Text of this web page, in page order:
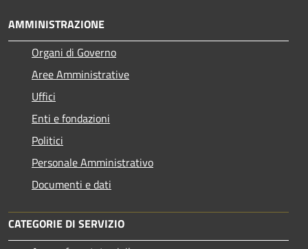
AMMINISTRAZIONE
Organi di Governo
Aree Amministrative
Uffici
Enti e fondazioni
Politici
Personale Amministrativo
Documenti e dati
CATEGORIE DI SERVIZIO